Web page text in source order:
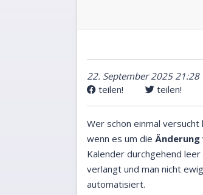
22. September 2025
teilen!
teilen!
Wer schon einmal
wenn es um die
Kalender durchgehend
verlangt und man nicht
automatisiert.